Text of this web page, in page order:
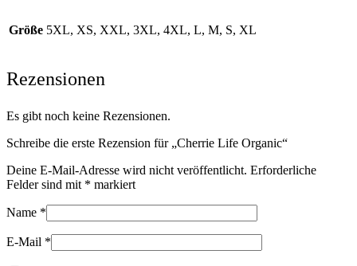
Größe 5XL, XS, XXL, 3XL, 4XL, L, M, S, XL
Rezensionen
Es gibt noch keine Rezensionen.
Schreibe die erste Rezension für „Cherrie Life Organic“
Deine E-Mail-Adresse wird nicht veröffentlicht. Erforderliche
Felder sind mit * markiert
Name *
E-Mail *